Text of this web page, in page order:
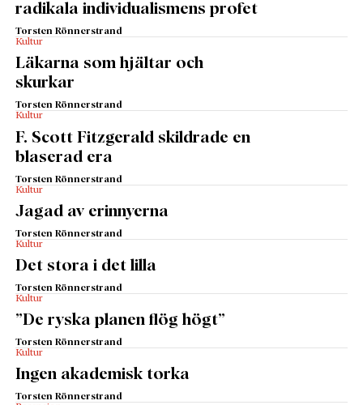
radikala individualismens profet
Torsten Rönnerstrand
Kultur
Läkarna som hjältar och
skurkar
Torsten Rönnerstrand
Kultur
F. Scott Fitzgerald skildrade en
blaserad era
Torsten Rönnerstrand
Kultur
Jagad av erinnyerna
Torsten Rönnerstrand
Kultur
Det stora i det lilla
Torsten Rönnerstrand
Kultur
”De ryska planen flög högt”
Torsten Rönnerstrand
Kultur
Ingen akademisk torka
Torsten Rönnerstrand